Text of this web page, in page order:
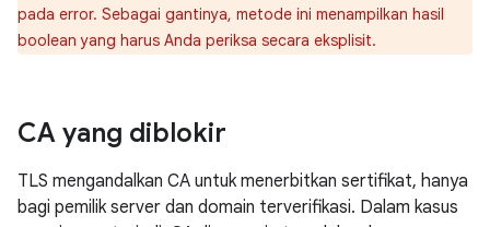
pada error. Sebagai gantinya, metode ini menampilkan hasil
boolean yang harus Anda periksa secara eksplisit.
CA yang diblokir
TLS mengandalkan CA untuk menerbitkan sertifikat, hanya
bagi pemilik server dan domain terverifikasi. Dalam kasus